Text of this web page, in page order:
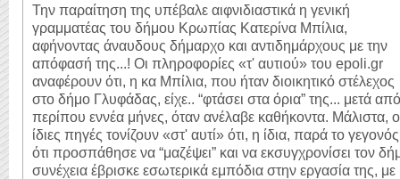
Την παραίτηση της υπέβαλε αιφνιδιαστικά η γενική
γραμματέας του δήμου Κρωπίας Κατερίνα Μπίλια,
αφήνοντας άναυδους δήμαρχο και αντιδημάρχους με την
απόφασή της...! Οι πληροφορίες «τ' αυτιού» του epoli.gr
αναφέρουν ότι, η κα Μπίλια, που ήταν διοικητικό στέλεχος
στο δήμο Γλυφάδας, είχε.. “φτάσει στα όρια” της... μετά από
περίπου εννέα μήνες, όταν ανέλαβε καθήκοντα. Μάλιστα,
ίδιες πηγές τονίζουν «στ' αυτί» ότι, η ίδια, παρά το γεγονός
ότι προσπάθησε να “μαζέψει” και να εκσυγχρονίσει τον
συνέχεια έβρισκε εσωτερικά εμπόδια στην εργασία της, με